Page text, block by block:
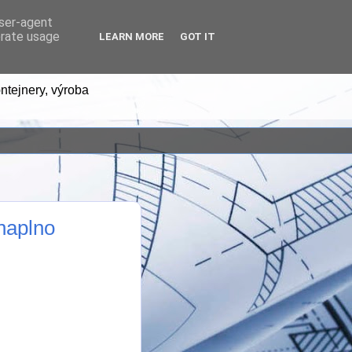
výroba
agent
usage
LEARN MORE GOT IT